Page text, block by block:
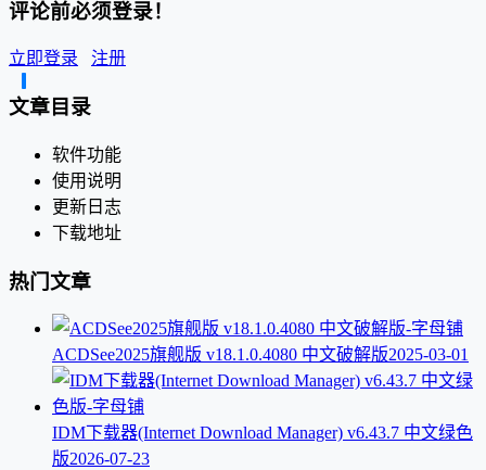
评论前必须登录！
立即登录 注册
文章目录
软件功能
使用说明
更新日志
下载地址
热门文章
ACDSee2025旗舰版 v18.1.0.4080 中文破解版2025-03-01
IDM下载器(Internet Download Manager) v6.43.7 中文绿色
版2026-07-23